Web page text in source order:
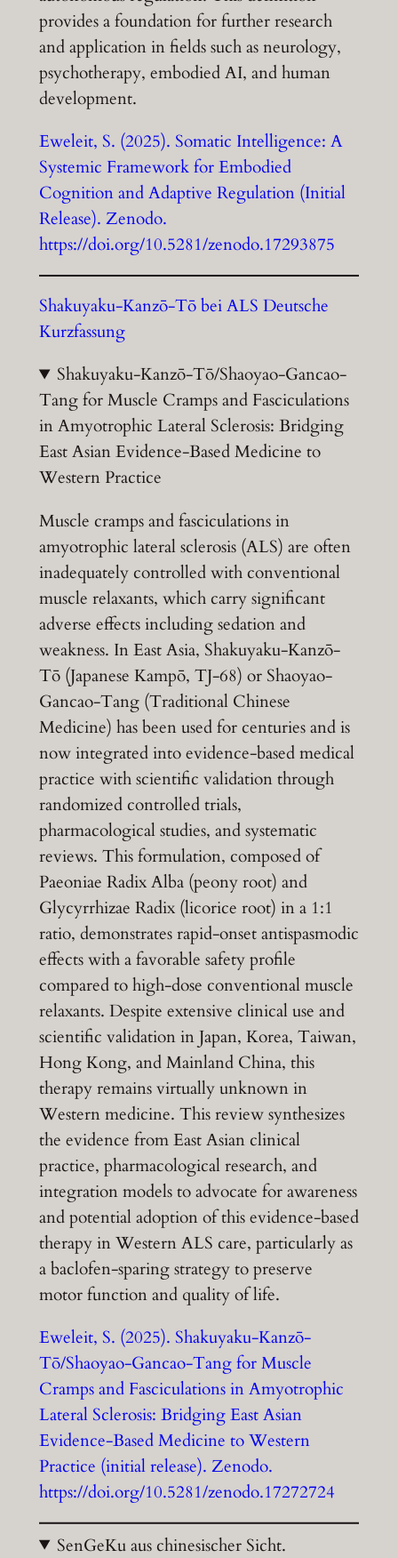
provides a foundation for further research
and application in fields such as neurology,
psychotherapy, embodied AI, and human
development.
Eweleit, S. (2025). Somatic Intelligence: A
Systemic Framework for Embodied
Cognition and Adaptive Regulation (Initial
Release). Zenodo.
https://doi.org/10.5281/zenodo.17293875
Shakuyaku-Kanzō-Tō bei ALS Deutsche
Kurzfassung
Shakuyaku-Kanzō-Tō/Shaoyao-Gancao-
Tang for Muscle Cramps and Fasciculations
in Amyotrophic Lateral Sclerosis: Bridging
East Asian Evidence-Based Medicine to
Western Practice
Muscle cramps and fasciculations in
amyotrophic lateral sclerosis (ALS) are often
inadequately controlled with conventional
muscle relaxants, which carry significant
adverse effects including sedation and
weakness. In East Asia, Shakuyaku-Kanzō-
Tō (Japanese Kampō, TJ-68) or Shaoyao-
Gancao-Tang (Traditional Chinese
Medicine) has been used for centuries and is
now integrated into evidence-based medical
practice with scientific validation through
randomized controlled trials,
pharmacological studies, and systematic
reviews. This formulation, composed of
Paeoniae Radix Alba (peony root) and
Glycyrrhizae Radix (licorice root) in a 1:1
ratio, demonstrates rapid-onset antispasmodic
effects with a favorable safety profile
compared to high-dose conventional muscle
relaxants. Despite extensive clinical use and
scientific validation in Japan, Korea, Taiwan,
Hong Kong, and Mainland China, this
therapy remains virtually unknown in
Western medicine. This review synthesizes
the evidence from East Asian clinical
practice, pharmacological research, and
integration models to advocate for awareness
and potential adoption of this evidence-based
therapy in Western ALS care, particularly as
a baclofen-sparing strategy to preserve
motor function and quality of life.
Eweleit, S. (2025). Shakuyaku-Kanzō-
Tō/Shaoyao-Gancao-Tang for Muscle
Cramps and Fasciculations in Amyotrophic
Lateral Sclerosis: Bridging East Asian
Evidence-Based Medicine to Western
Practice (initial release). Zenodo.
https://doi.org/10.5281/zenodo.17272724
SenGeKu aus chinesischer Sicht.